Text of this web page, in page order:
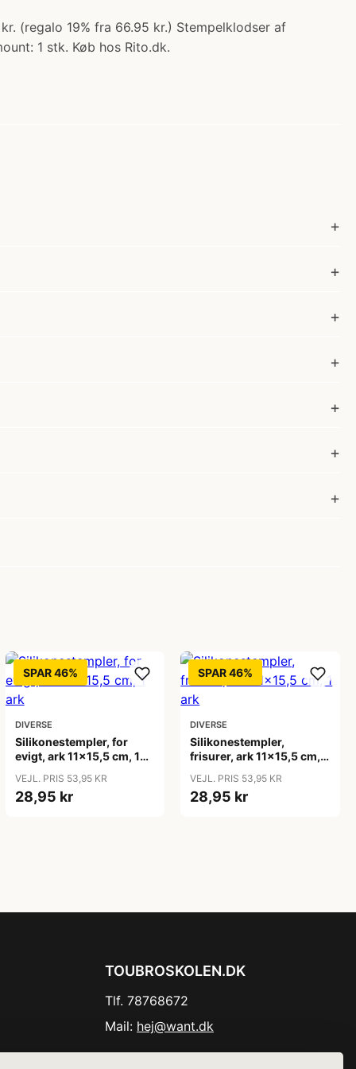
(regalo 19% fra 66.95 kr.) Stempelklodser af
1 stk. Køb hos Rito.dk.
SPAR 46%
DIVERSE
Silikonestempler, for
evigt, ark 11x15,5 cm, 1
VEJL. PRIS 53,95 KR
28,95 kr
SPAR 46%
DIVERSE
Silikonestempler,
frisurer, ark 11x15,5 cm, 1
VEJL. PRIS 53,95 KR
28,95 kr
TOUBROSKOLEN.DK
Tlf. 78768672
Mail: hej@want.dk